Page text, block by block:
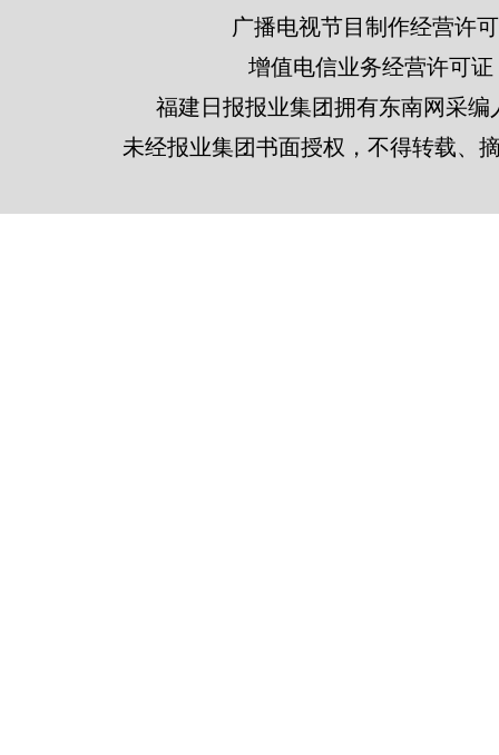
广播电视节目制作经营许
增值电信业务经营许可证
福建日报报业集团拥有东南网采
未经报业集团书面授权，不得转载、